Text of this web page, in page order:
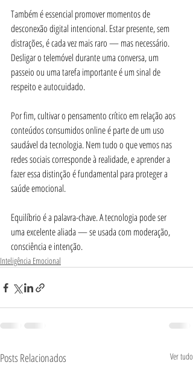
Também é essencial promover momentos de
desconexão digital intencional. Estar presente, sem
distrações, é cada vez mais raro — mas necessário.
Desligar o telemóvel durante uma conversa, um
passeio ou uma tarefa importante é um sinal de
respeito e autocuidado.
Por fim, cultivar o pensamento crítico em relação aos
conteúdos consumidos online é parte de um uso
saudável da tecnologia. Nem tudo o que vemos nas
redes sociais corresponde à realidade, e aprender a
fazer essa distinção é fundamental para proteger a
saúde emocional.
Equilíbrio é a palavra-chave. A tecnologia pode ser
uma excelente aliada — se usada com moderação,
consciência e intenção.
Inteligência Emocional
Posts Relacionados Ver tudo